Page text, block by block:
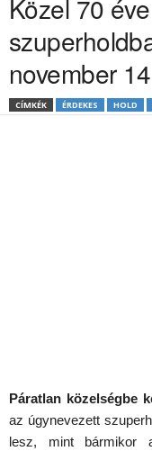
Közel 70
november
CÍMKÉK ÉRDEKES HOLD
Páratlan közelségbe
az úgynevezett
lesz, mint bármikor